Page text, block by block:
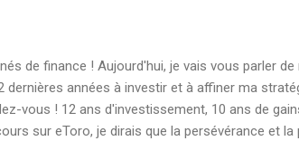
de finance ! Aujourd'hui, je vais vous parler
dernières années à investir et à affiner ma
vous ! 12 ans d'investissement, 10 ans de
sur eToro, je dirais que la persévérance et